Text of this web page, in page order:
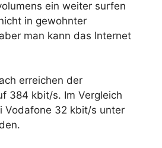
ein weiter surfen
in gewohnter
man kann das Internet
erreichen der
384 kbit/s. Im Vergleich
Vodafone 32 kbit/s unter